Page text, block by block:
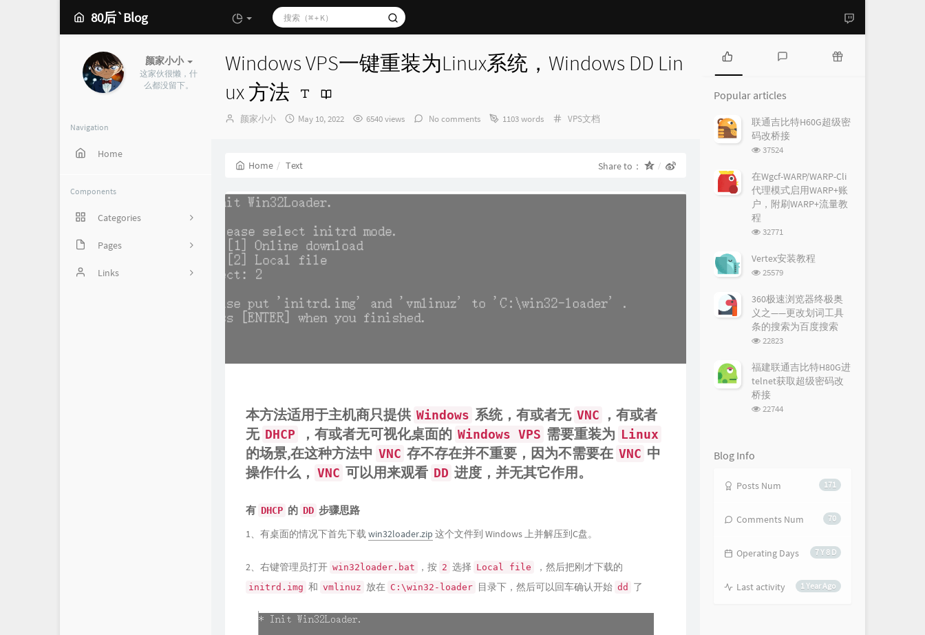
80后`Blog
颜家小小
这家伙很懒，什
么都没留下。
Navigation
Home
Components
Categories
162
2
Pages
心情说
Links
Windows VPS一键重装为Linux系统，Windows DD Lin
ux 方法
Author：
颜家小小
发
May 10, 2022 6540 views No comments 1103 words Categories：
VPS文档
Home Text Share to：
本方法适用于主机商只提供 Windows 系统，有或者无 VNC
，有或者
无 DHCP ，有或者无可视化桌面的 Windows VPS 需要重装为 Linux
的场景,在这种方法中 VNC 存不存在并不重要，因为不需要在 VNC 中
操作什么， VNC 可以用来观看 DD 进度，并无其它作用。
有 DHCP 的 DD 步骤思路
1、有桌面的情况下首先下载win32loader.zip 这个文件到 Windows 上并解压到C盘。
2、右键管理员打开 win32loader.bat ，按 2 选择 Local file ，然后把刚才下载的
initrd.img 和 vmlinuz 放在 C:\win32-loader 目录下，然后可以回车确认开始 dd 了
P
p
u
l
a
a
r
t
e
s
t
e
s
t
o
m
m
e
s
d
o
r
t
i
c
Popular articles
联通吉比特H60G超级密
码改桥接
浏
次
数:
37524
在Wgcf-WARP/WARP-Cli
代理模式启用WARP+账
户，附刷WARP+流量教
程
浏
次
32771
Vertex安装教程
浏
次
数:
25579
360极速浏览器终极奥
义之——更改划词工具
条的搜索为百度搜索
浏
次
数:
22823
福建联通吉比特H80G进
telnet获取超级密码改
桥接
浏
22744
Blog Info
171
Posts Num
70
Comments Num
7 Y 8 D
Operating Days
1 Year Ago
Last activity